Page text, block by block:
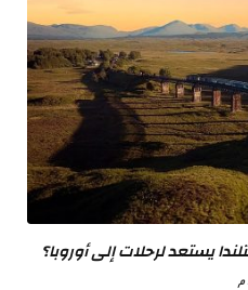
يستعد لرحلات إلى أوروبا؟